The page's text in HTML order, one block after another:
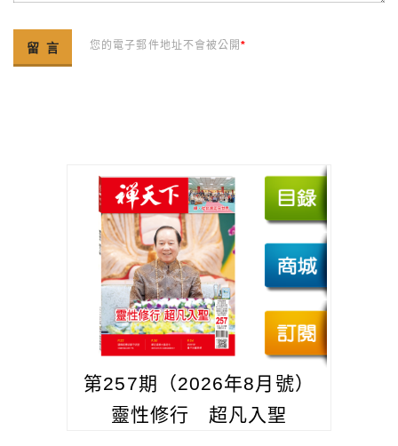
您的電子郵件地址不會被公開*
第257期（2026年8月號）
靈性修行 超凡入聖